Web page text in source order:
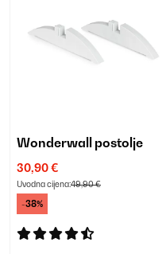
Wonderwall postolje
30,90 €
Uvodna cijena:49,90 €
-38%